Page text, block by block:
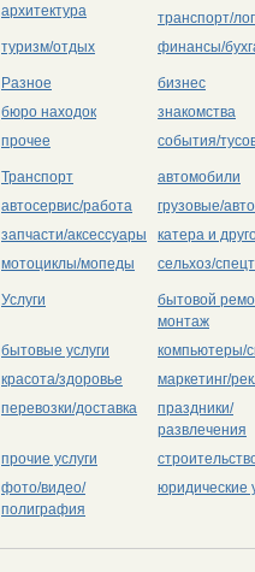
архитектура
транспорт/
туризм/отдых
финансы/
Разное
бизнес
бюро находок
знакомства
прочее
события/
Транспорт
автомобили
автосервис/работа
грузовые/
запчасти/аксессуары
катера и
мотоциклы/мопеды
сельхоз/
Услуги
бытовой
монтаж
бытовые услуги
компьютеры/
красота/здоровье
маркетинг/
перевозки/доставка
праздники/
развлечения
прочие услуги
фото/видео/
полиграфия
юридические